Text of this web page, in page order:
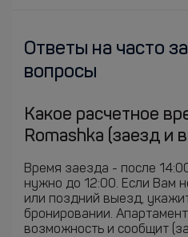
Ответы на часто
вопросы
Какое расчетное
Romashka (заезд и
Время заезда - после
нужно до 12:00. Если Вам
или поздний выезд,
бронировании.
возможность и сообщит